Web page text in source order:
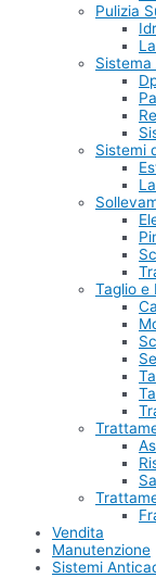
Pulizia
Sistemi
Taglio e
Vendita
Manutenzione
Sistemi